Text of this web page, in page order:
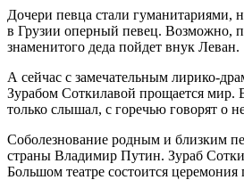
Дочери певца стали гуманитариями,
в Грузии оперный певец. Возможно,
знаменитого деда пойдет внук Леван.
А сейчас с замечательным лирико-
Зурабом Соткилавой прощается мир.
только слышал, с горечью говорят о
Соболезнование родным и близким
страны Владимир Путин. Зураб
Большом театре состоится